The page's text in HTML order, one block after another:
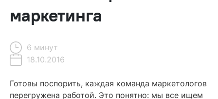
маркетинга
6 минут
18.10.2016
Содержание
Готовы поспорить, каждая команда маркетологов
перегружена работой. Это понятно: мы все ищем